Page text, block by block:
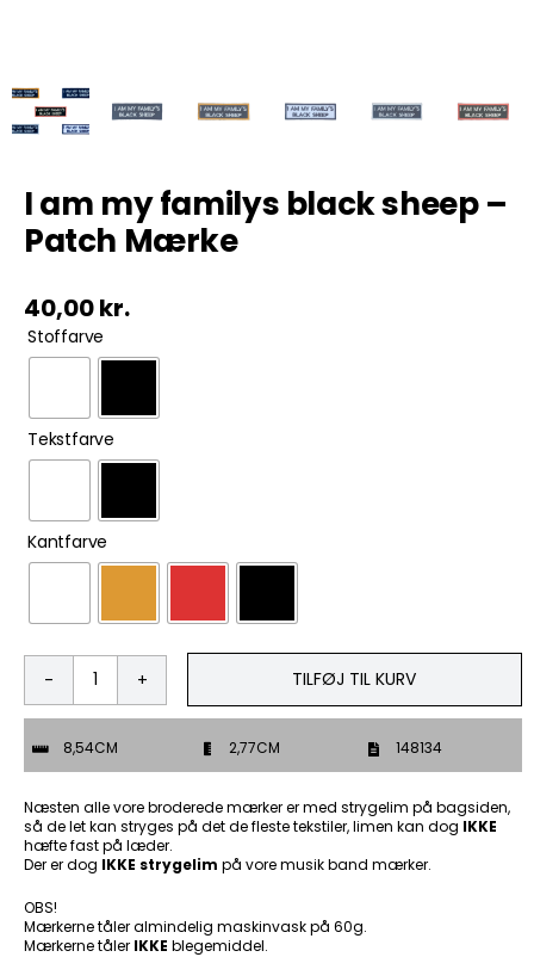
ØL & Spiritus
Tøj & Andre Varer
Rodkasse/Tilbud
I am my familys black sheep –
Patch Mærke
40,00kr.
Stoffarve
Tekstfarve
Kantfarve
I
am
familys
black
sheep
-
Patch
Mærke
TILFØJ TIL KURV
8,54CM 2,77CM 148134
Næsten alle vore broderede mærker er med strygelim på bagsiden,
så de let kan stryges på det de fleste tekstiler, limen kan dog IKKE
hæfte fast på læder.
Der er dog IKKE strygelim på vore musik band mærker.
OBS!
Mærkerne tåler almindelig maskinvask på 60g.
Mærkerne tåler IKKE blegemiddel.